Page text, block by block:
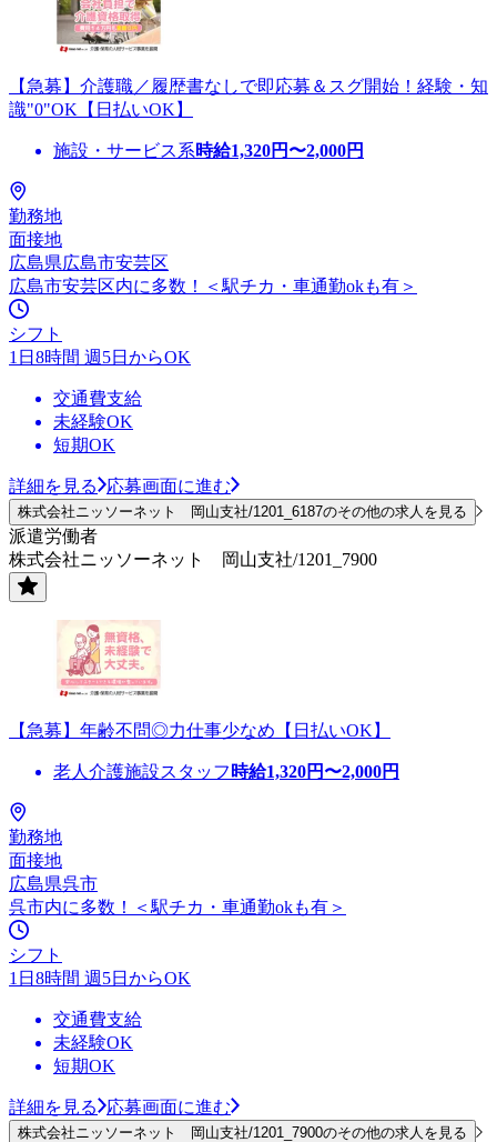
【急募】介護職／履歴書なしで即応募＆スグ開始！経験・知
識"0"OK【日払いOK】
施設・サービス系時給1,320円〜2,000円
勤務地
面接地
広島県広島市安芸区
広島市安芸区内に多数！＜駅チカ・車通勤okも有＞
シフト
1日8時間 週5日からOK
交通費支給
未経験OK
短期OK
詳細を見る 応募画面に進む
株式会社ニッソーネット 岡山支社/1201_6187のその他の求人を見る
派遣労働者
株式会社ニッソーネット 岡山支社/1201_7900
【急募】年齢不問◎力仕事少なめ【日払いOK】
老人介護施設スタッフ 時給1,320円〜2,000円
勤務地
面接地
広島県呉市
呉市内に多数！＜駅チカ・車通勤okも有＞
シフト
1日8時間 週5日からOK
交通費支給
未経験OK
短期OK
詳細を見る 応募画面に進む
株式会社ニッソーネット 岡山支社/1201_7900のその他の求人を見る